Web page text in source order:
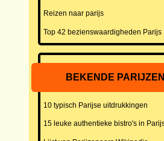
Reizen naar parijs
Top 42 bezienswaardigheden Parijs
BEKENDE
10 typisch Parijse uitdrukkingen
15 leuke authentieke bistro's in